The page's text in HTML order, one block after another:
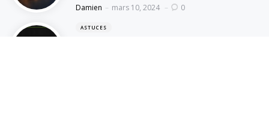
Posted
Damien mars 10, 2024 0
ASTUCES